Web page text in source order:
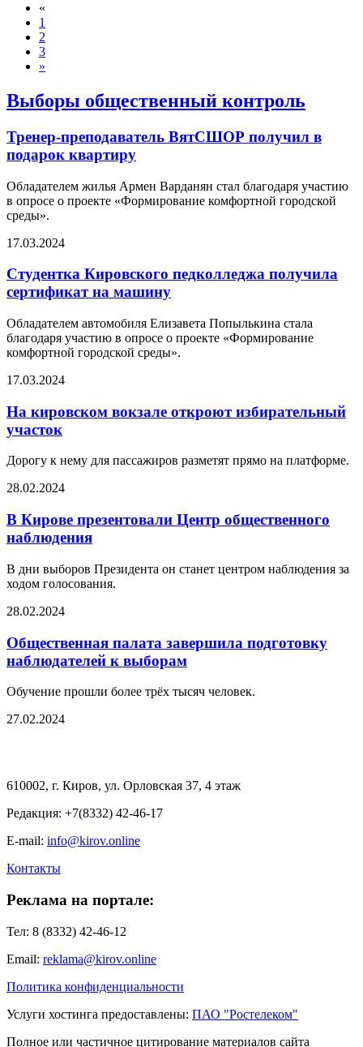
«
1
2
3
»
Выборы общественный контроль
Тренер-преподаватель ВятСШОР получил в
подарок квартиру
Обладателем жилья Армен Варданян стал благодаря участию
в опросе о проекте «Формирование комфортной городской
среды».
17.03.2024
Студентка Кировского педколледжа получила
сертификат на машину
Обладателем автомобиля Елизавета Попылькина стала
благодаря участию в опросе о проекте «Формирование
комфортной городской среды».
17.03.2024
На кировском вокзале откроют избирательный
участок
Дорогу к нему для пассажиров разметят прямо на платформе.
28.02.2024
В Кирове презентовали Центр общественного
наблюдения
В дни выборов Президента он станет центром наблюдения за
ходом голосования.
28.02.2024
Общественная палата завершила подготовку
наблюдателей к выборам
Обучение прошли более трёх тысяч человек.
27.02.2024
610002, г. Киров, ул. Орловская 37, 4 этаж
Редакция: +7(8332) 42-46-17
E-mail: info@kirov.online
Контакты
Реклама на портале:
Тел: 8 (8332) 42-46-12
Email: reklama@kirov.online
Политика конфиденциальности
Услуги хостинга предоставлены: ПАО "Ростелеком"
Полное или частичное цитирование материалов сайта